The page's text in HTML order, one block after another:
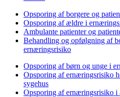
Opsporing af borgere og
Opsporing af ældre i
Ambulante patienter og
Behandling og opfølgning af
ernæringsrisiko
Opsporing af børn og unge i
Opsporing af ernæringsrisiko
sygehus
Opsporing af ernæringsrisiko i